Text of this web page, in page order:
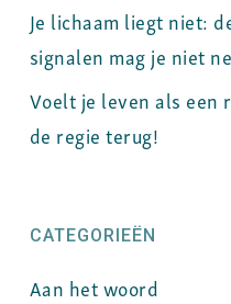
Je lichaam liegt niet:
signalen mag je niet
Voelt je leven als een
de regie terug!
CATEGORIEËN
Aan het woord